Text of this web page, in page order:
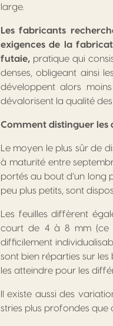
large.
Les fabricants
exigences de la
futaie, pratique qui
denses, obligeant ainsi
développent alors
dévalorisent la qualité
Comment distinguer les
Le moyen le plus sûr de
à maturité entre
portés au bout d’un long
peu plus petits, sont
Les feuilles diffèrent
court de 4 à 8 mm (ce
difficilement
sont bien réparties sur
les atteindre pour les
Il existe aussi des
stries plus profondes que